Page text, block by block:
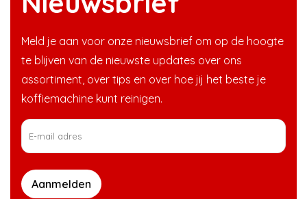
Meld je aan voor onze nieuwsbrief om op de hoogte
te blijven van de nieuwste updates over ons
assortiment, over tips en over hoe jij het beste je
koffiemachine kunt reinigen.
Aanmelden